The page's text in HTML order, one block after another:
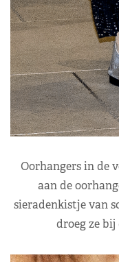
Oorhangers in de
aan de
sieradenkistje van
droeg ze